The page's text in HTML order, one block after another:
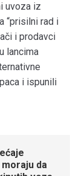
uvoza iz
“prisilni rad i
i prodavci
lancima
i ispunili
da